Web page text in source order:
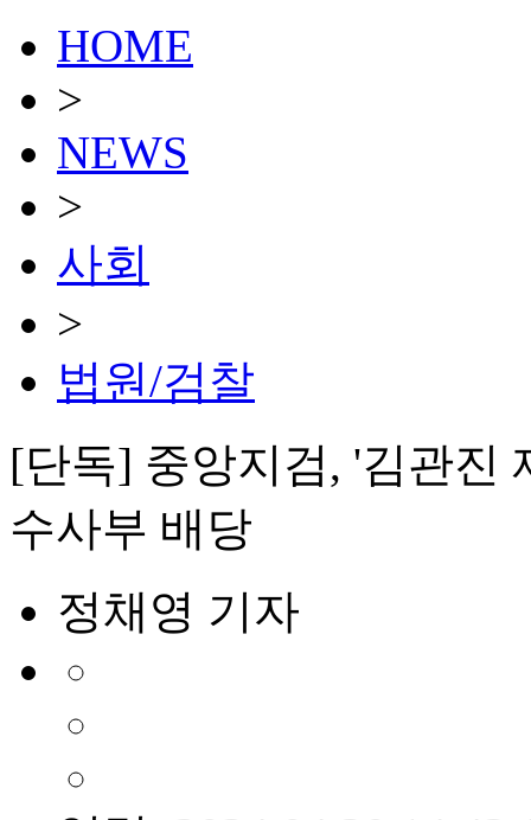
HOME
>
NEWS
>
사회
>
법원/검찰
[단독] 중앙지검, '김관진
수사부 배당
정채영 기자